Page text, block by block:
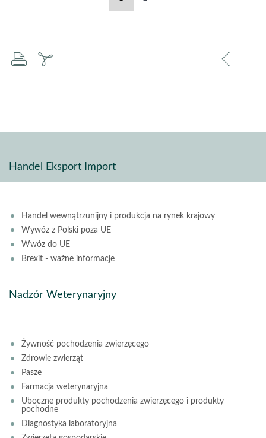
InspektoratyInspektoraty
drukujzapisz
Handel Eksport Import
Handel wewnątrzunijny i produkcja na rynek krajowy
Wywóz z Polski poza UE
Wwóz do UE
Brexit - ważne informacje
Nadzór Weterynaryjny
Żywność pochodzenia zwierzęcego
Zdrowie zwierząt
Pasze
Farmacja weterynaryjna
Uboczne produkty pochodzenia zwierzęcego i produkty
pochodne
Diagnostyka laboratoryjna